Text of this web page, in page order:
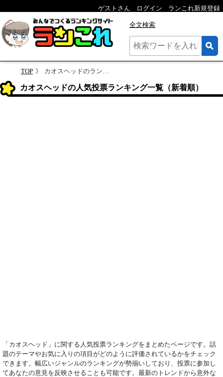
ゲストさん ログイン ランこれ新規登録
全文検索
TOP カオスヘッドのランキング
カオスヘッドの人気投票ランキング一覧（新着順）
「カオスヘッド」に関する人気投票ランキングをまとめたページです。話
題のテーマやお気に入りの項目がどのように評価されているかをチェック
できます。幅広いジャンルのランキングが勢揃いしており、投票に参加し
てあなたの意見を反映させることも可能です。最新のトレンドから意外な